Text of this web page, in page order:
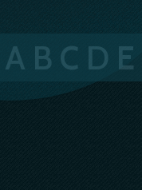
A B C D E